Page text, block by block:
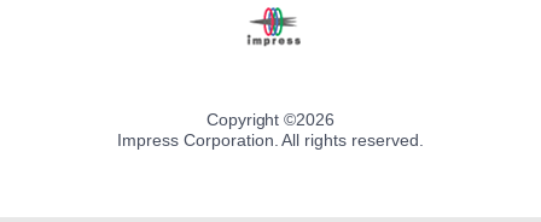
Copyright ©2026
Impress Corporation. All rights reserved.